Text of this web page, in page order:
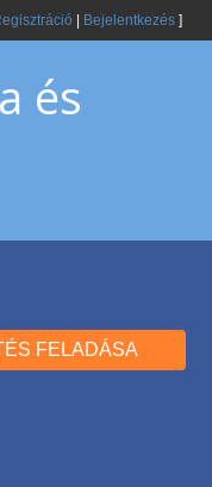
Bejelentkezés]
és
FELADÁSA